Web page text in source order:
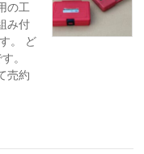
の工
み付
。 ど
。
売約